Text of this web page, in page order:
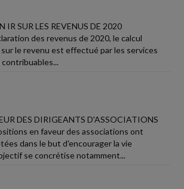
IR SUR LES REVENUS DE 2020
des revenus de 2020, le calcul
le revenu est effectué par les services
DES DIRIGEANTS D'ASSOCIATIONS
en faveur des associations ont
dans le but d'encourager la vie
se concrétise notamment...